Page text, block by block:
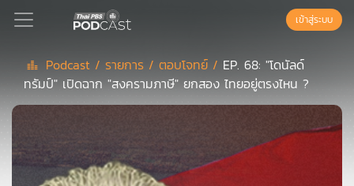
Podcast
เพล
ย์
เข้าสู่ระบบ
Podcast / รายการ /ตอบโจทย์ / EP. 68: "โดนัลด์
ทรัมป์" เปิดฉาก "สงครามภาษี" ยกสอง ไทยอยู่ตรงไหน ?